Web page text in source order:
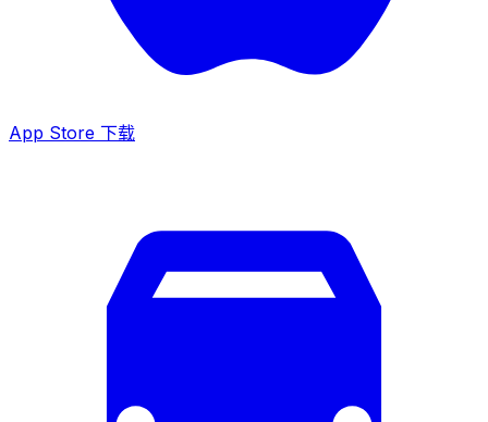
App Store 下载